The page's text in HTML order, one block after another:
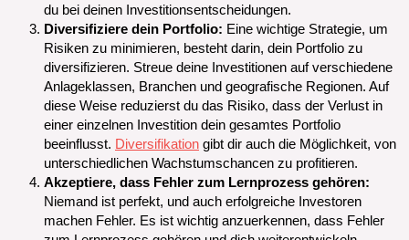
du bei deinen Investitionsentscheidungen.
Diversifiziere dein Portfolio: Eine wichtige Strategie, um
Risiken zu minimieren, besteht darin, dein Portfolio zu
diversifizieren. Streue deine Investitionen auf verschiedene
Anlageklassen, Branchen und geografische Regionen. Auf
diese Weise reduzierst du das Risiko, dass der Verlust in
einer einzelnen Investition dein gesamtes Portfolio
beeinflusst. Diversifikation gibt dir auch die Möglichkeit, von
unterschiedlichen Wachstumschancen zu profitieren.
Akzeptiere, dass Fehler zum Lernprozess gehören:
Niemand ist perfekt, und auch erfolgreiche Investoren
machen Fehler. Es ist wichtig anzuerkennen, dass Fehler